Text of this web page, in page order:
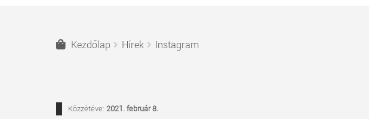
Kezdőlap Hírek Instagram
Közzétéve:2021. február 8.